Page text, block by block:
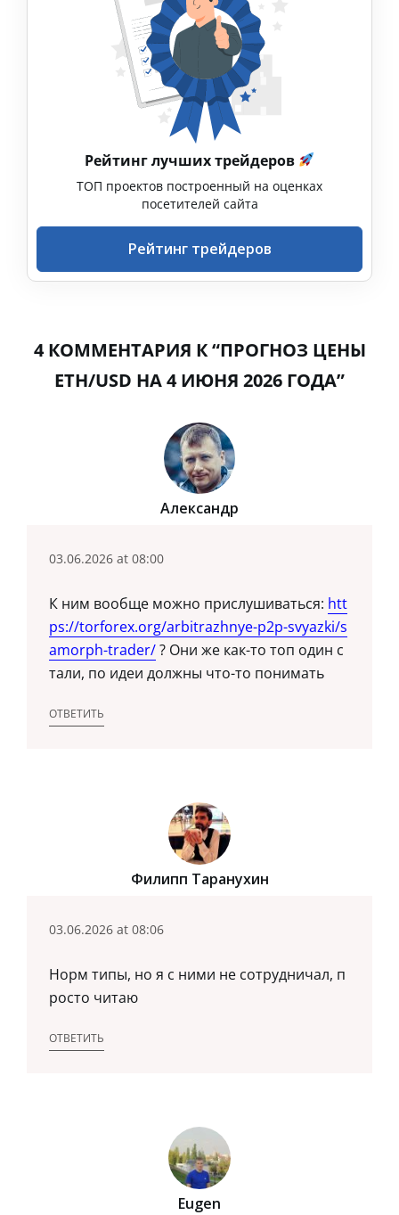
Рейтинг лучших трейдеров
ТОП проектов построенный на оценках
посетителей сайта
Рейтинг трейдеров
4 КОММЕНТАРИЯ К “ПРОГНОЗ ЦЕНЫ
ETH/USD НА 4 ИЮНЯ 2026 ГОДА”
Александр
03.06.2026 at 08:00
К ним вообще можно прислушиваться: htt
ps://torforex.org/arbitrazhnye-p2p-svyazki/s
amorph-trader/? Они же как-то топ один с
тали, по идеи должны что-то понимать
ОТВЕТИТЬ
Филипп Таранухин
03.06.2026 at 08:06
Норм типы, но я с ними не сотрудничал, п
росто читаю
ОТВЕТИТЬ
Eugen